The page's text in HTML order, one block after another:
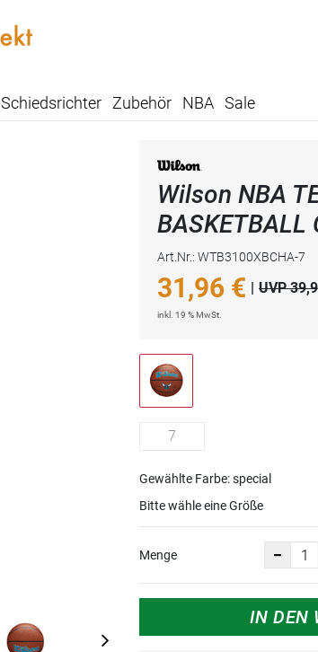
Schiedsrichter Zubehör NBA Sale
Wilson NBA
BASKETBALL
Art.Nr.: WTB3100XBCHA-7
31,96 € | UVP
inkl. 19 % MwSt.
7
Gewählte Farbe: special
Bitte wähle eine Größe
Menge
IN DEN